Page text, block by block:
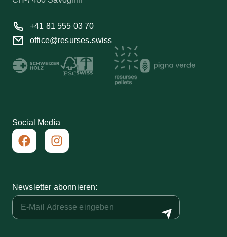
+41 81 555 03 70
office@resurses.swiss
Social Media
Newsletter abonnieren: